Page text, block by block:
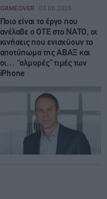
GAME OVER 03.08.2026
Ποιο είναι το έργο που
ανέλαβε ο ΟΤΕ στο NATO, οι
κινήσεις που ενισχύουν το
αποτύπωμα της ΑΒΑΞ και
οι… “αλμυρές” τιμές των
iPhone